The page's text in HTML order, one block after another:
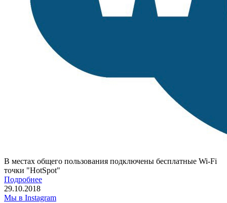
В местах общего пользования подключены бесплатные Wi-Fi
точки "HotSpot"
Подробнее
29.10.2018
Мы в Instagram